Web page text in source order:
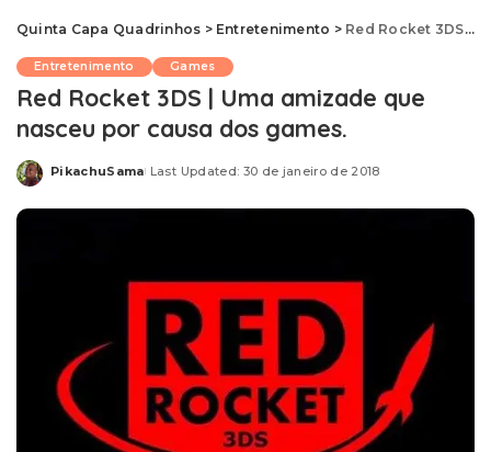
Quinta Capa Quadrinhos > Entretenimento > Red Rocket 3DS | Uma amizade que nasceu por causa dos games.
Entretenimento Games
Red Rocket 3DS | Uma amizade que
nasceu por causa dos games.
Posted
PikachuSama Last Updated: 30 de janeiro de 2018